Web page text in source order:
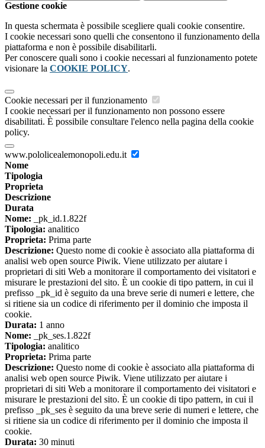
Gestione cookie
In questa schermata è possibile scegliere quali cookie consentire.
I cookie necessari sono quelli che consentono il funzionamento della
piattaforma e non è possibile disabilitarli.
Per conoscere quali sono i cookie necessari al funzionamento potete
visionare la COOKIE POLICY.
Cookie necessari per il funzionamento
I cookie necessari per il funzionamento non possono essere
disabilitati. È possibile consultare l'elenco nella pagina della cookie
policy.
www.pololicealemonopoli.edu.it
Nome
Tipologia
Proprieta
Descrizione
Durata
Nome: _pk_id.1.822f
Tipologia: analitico
Proprieta: Prima parte
Descrizione: Questo nome di cookie è associato alla piattaforma di
analisi web open source Piwik. Viene utilizzato per aiutare i
proprietari di siti Web a monitorare il comportamento dei visitatori e
misurare le prestazioni del sito. È un cookie di tipo pattern, in cui il
prefisso _pk_id è seguito da una breve serie di numeri e lettere, che
si ritiene sia un codice di riferimento per il dominio che imposta il
cookie.
Durata: 1 anno
Nome: _pk_ses.1.822f
Tipologia: analitico
Proprieta: Prima parte
Descrizione: Questo nome di cookie è associato alla piattaforma di
analisi web open source Piwik. Viene utilizzato per aiutare i
proprietari di siti Web a monitorare il comportamento dei visitatori e
misurare le prestazioni del sito. È un cookie di tipo pattern, in cui il
prefisso _pk_ses è seguito da una breve serie di numeri e lettere, che
si ritiene sia un codice di riferimento per il dominio che imposta il
cookie.
Durata: 30 minuti